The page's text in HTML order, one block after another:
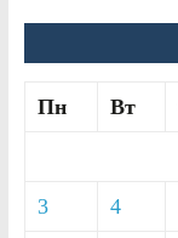
Пн Вт
3 4